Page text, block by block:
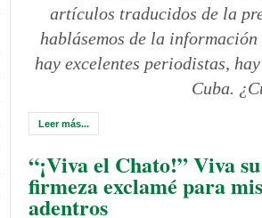
artículos traducidos de la
hablásemos de la
hay excelentes periodistas,
Cuba.
Leer más...
“¡Viva el Chato!” Viva su
firmeza exclamé para mis
adentros